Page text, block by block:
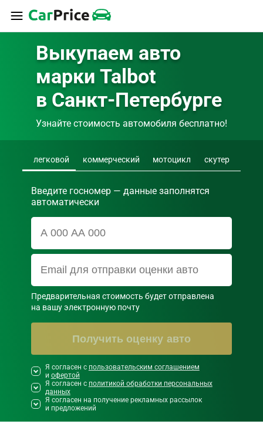
Выкупаем авто
марки Talbot
в Санкт-Петербурге
Узнайте стоимость автомобиля бесплатно!
легковой коммерческий мотоцикл скутер
Введите госномер — данные заполнятся
автоматически
Предварительная стоимость будет отправлена
на вашу электронную почту
Получить оценку авто
Необходимо согласиться со всеми
правилами и условиями ниже
Я согласен с пользовательским соглашением
и офертой
Я согласен с политикой обработки персональных
данных
Я согласен на получение рекламных рассылок
и предложений